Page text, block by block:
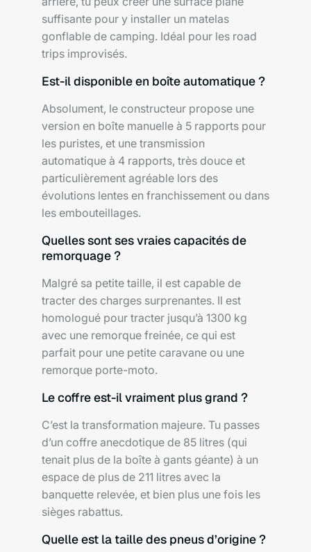
suffisante pour y installer un matelas
gonflable de camping. Idéal pour les road
trips improvisés.
Est-il disponible en boîte automatique ?
Absolument, le constructeur propose une
version en boîte manuelle à 5 rapports pour
les puristes, et une transmission
automatique à 4 rapports, très douce et
particulièrement agréable lors des
évolutions lentes en franchissement ou dans
les embouteillages.
Quelles sont ses vraies capacités de
remorquage ?
Malgré sa petite taille, il est capable de
tracter des charges surprenantes. Il est
homologué pour tracter jusqu’à 1300 kg
avec une remorque freinée, ce qui est
parfait pour une petite caravane ou une
remorque porte-moto.
Le coffre est-il vraiment plus grand ?
C’est la transformation majeure. Tu passes
d’un coffre anecdotique de 85 litres (qui
tenait plus de la boîte à gants géante) à un
espace de plus de 211 litres avec la
banquette relevée, et bien plus une fois les
sièges rabattus.
Quelle est la taille des pneus d’origine ?